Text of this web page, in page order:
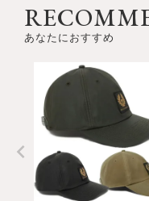
あなたにおすすめ